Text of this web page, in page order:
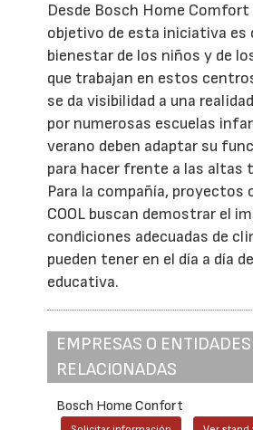
Desde Bosch Home Comfort
objetivo de esta iniciativa es
bienestar de los niños y de
que trabajan en estos
se da visibilidad a una
por numerosas escuelas
verano deben adaptar su
para hacer frente a las altas
Para la compañía, proyectos
COOL buscan demostrar el
condiciones adecuadas de
pueden tener en el día a día
educativa.
EMPRESAS O ENTIDADES
RELACIONADAS
Bosch Home Confort